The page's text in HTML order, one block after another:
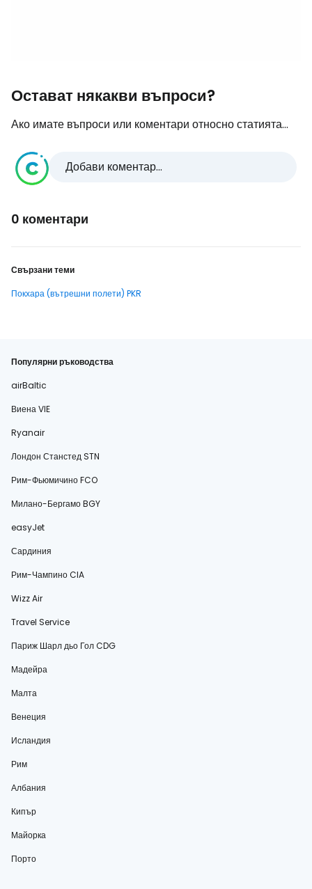
Остават някакви въпроси?
Ако имате въпроси или коментари относно статията...
Добави коментар...
0 коментари
Свързани теми
Покхара (вътрешни полети) PKR
Популярни ръководства
airBaltic
Виена VIE
Ryanair
Лондон Станстед STN
Рим-Фьюмичино FCO
Милано-Бергамо BGY
easyJet
Сардиния
Рим-Чампино CIA
Wizz Air
Travel Service
Париж Шарл дьо Гол CDG
Мадейра
Малта
Венеция
Исландия
Рим
Албания
Кипър
Майорка
Порто